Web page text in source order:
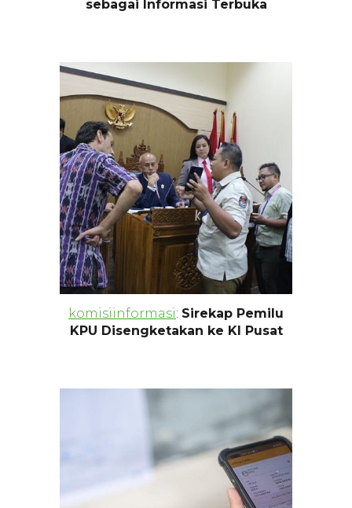
sebagai Informasi Terbuka
komisiinformasi: Sirekap Pemilu
KPU Disengketakan ke KI Pusat